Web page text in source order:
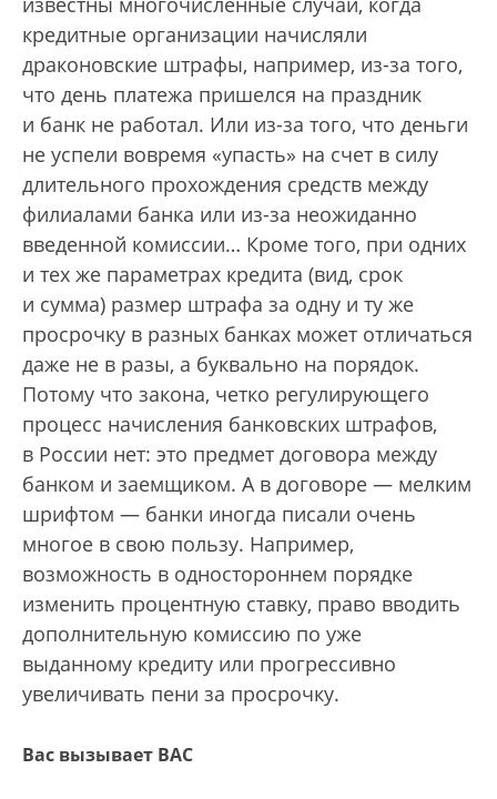
кредитные организации начисляли
драконовские штрафы, например, из-за того,
что день платежа пришелся на праздник
и банк не работал. Или из-за того, что деньги
не успели вовремя «упасть» на счет в силу
длительного прохождения средств между
филиалами банка или из-за неожиданно
введенной комиссии… Кроме того, при одних
и тех же параметрах кредита (вид, срок
и сумма) размер штрафа за одну и ту же
просрочку в разных банках может отличаться
даже не в разы, а буквально на порядок.
Потому что закона, четко регулирующего
процесс начисления банковских штрафов,
в России нет: это предмет договора между
банком и заемщиком. А в договоре — мелким
шрифтом — банки иногда писали очень
многое в свою пользу. Например,
возможность в одностороннем порядке
изменить процентную ставку, право вводить
дополнительную комиссию по уже
выданному кредиту или прогрессивно
увеличивать пени за просрочку.
Вас вызывает ВАС